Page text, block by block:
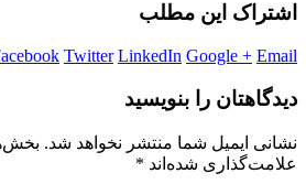
اشتراک این مطلب
Twitter LinkedIn Google + Email
دیدگاهتان را بنویسید
نشانی ایمیل شما منتشر نخواهد شد.
علامت‌گذاری شده‌اند *